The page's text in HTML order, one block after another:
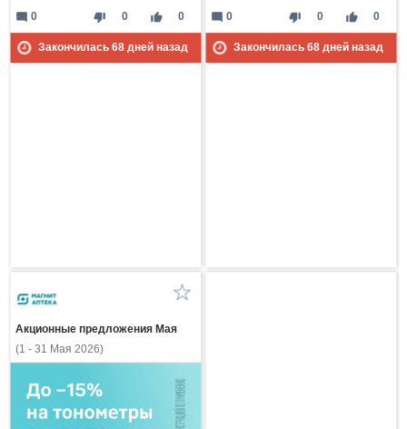
thumb_down 0 thumb_up 0
mode_comment 0
Закончилась 68дней назад
thumb_down 0 thumb_up 0
mode_comment 0
Закончилась 68дней назад
Акционные предложения Мая
(1 - 31 Мая 2026)